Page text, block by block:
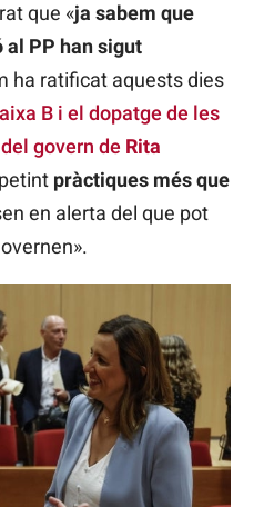
que «ja sabem que
al PP han sigut
ha ratificat aquests dies
B i el dopatge de les
govern de Rita
pràctiques més que
en alerta del que pot